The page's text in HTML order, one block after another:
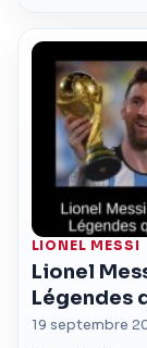
LIONEL MESSI
Lionel
Légendes
19 septembre